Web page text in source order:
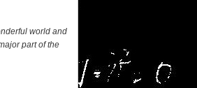
world and
part of the